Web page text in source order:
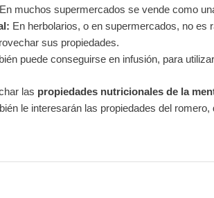
En muchos supermercados se vende como
En herbolarios, o en supermercados, no es
sus propiedades.
puede conseguirse en infusión, para
las propiedades nutricionales de la
le interesarán las propiedades del